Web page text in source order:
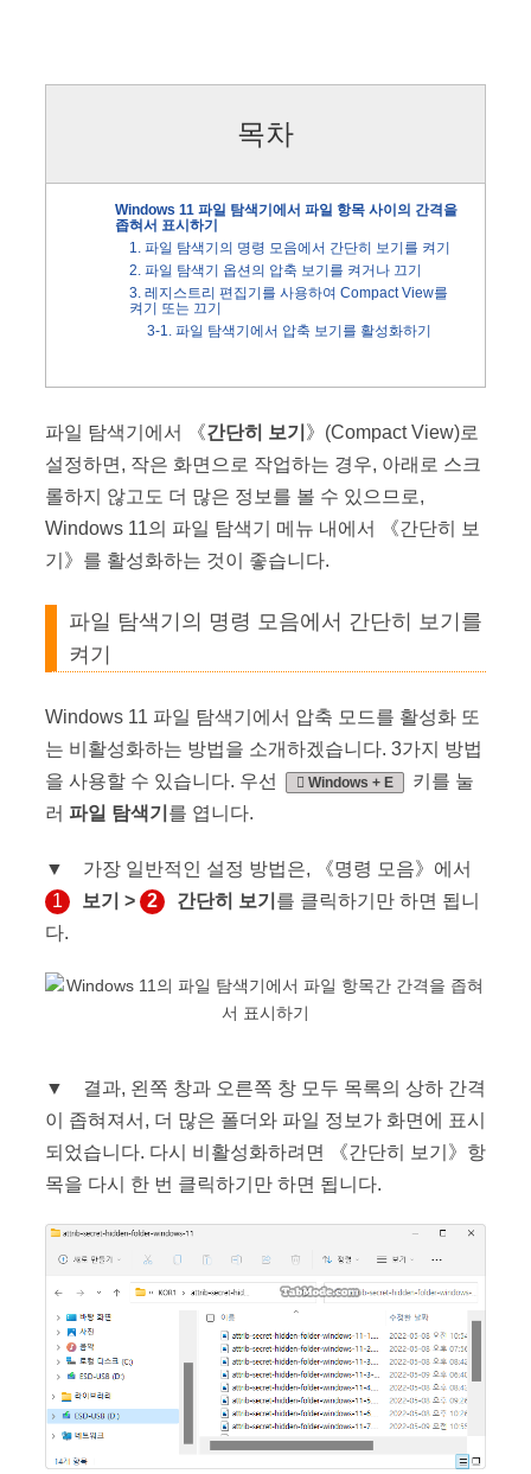
목차
Windows 11 파일 탐색기에서 파일 항목 사이의 간격을
좁혀서 표시하기
1. 파일 탐색기의 명령 모음에서 간단히 보기를 켜기
2. 파일 탐색기 옵션의 압축 보기를 켜거나 끄기
3. 레지스트리 편집기를 사용하여 Compact View를
켜기 또는 끄기
3-1. 파일 탐색기에서 압축 보기를 활성화하기
파일 탐색기에서 《간단히 보기 》(Compact View)로
설정하면, 작은 화면으로 작업하는 경우, 아래로 스크
롤하지 않고도 더 많은 정보를 볼 수 있으므로,
Windows 11의 파일 탐색기 메뉴 내에서 《간단히 보
기》를 활성화하는 것이 좋습니다.
파일 탐색기의 명령 모음에서 간단히 보기를
켜기
Windows 11 파일 탐색기에서 압축 모드를 활성화 또
는 비활성화하는 방법을 소개하겠습니다. 3가지 방법
을 사용할 수 있습니다. 우선
Windows + E
키를 눌
러 파일 탐색기 를 엽니다.
▼ 가장 일반적인 설정 방법은, 《명령 모음》에서
1
보기 > 2 간단히 보기 를 클릭하기만 하면 됩니
다.
▼ 결과, 왼쪽 창과 오른쪽 창 모두 목록의 상하 간격
이 좁혀져서, 더 많은 폴더와 파일 정보가 화면에 표시
되었습니다. 다시 비활성화하려면 《간단히 보기》항
목을 다시 한 번 클릭하기만 하면 됩니다.